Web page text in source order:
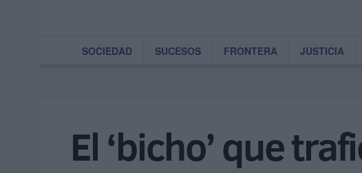
SOCIEDAD SUCESOS FRONTERA JUSTICIA
El ‘bicho’ que